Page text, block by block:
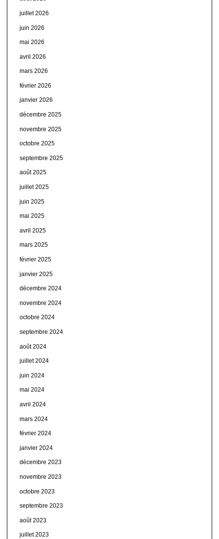
juillet 2026
juin 2026
mai 2026
avril 2026
mars 2026
février 2026
janvier 2026
décembre 2025
novembre 2025
octobre 2025
septembre 2025
août 2025
juillet 2025
juin 2025
mai 2025
avril 2025
mars 2025
février 2025
janvier 2025
décembre 2024
novembre 2024
octobre 2024
septembre 2024
août 2024
juillet 2024
juin 2024
mai 2024
avril 2024
mars 2024
février 2024
janvier 2024
décembre 2023
novembre 2023
octobre 2023
septembre 2023
août 2023
juillet 2023